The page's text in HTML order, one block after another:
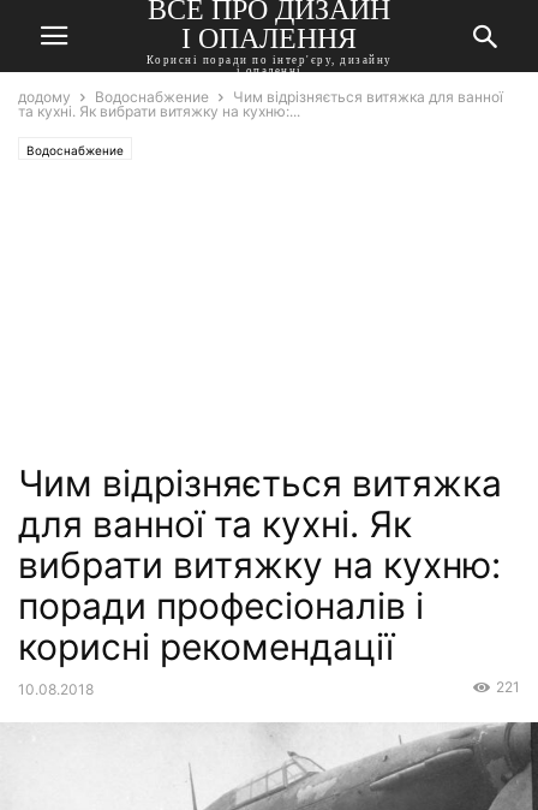
ВСЕ ПРО ДИЗАЙН
І ОПАЛЕННЯ
Корисні поради по інтер'єру, дизайну
і опаленні
додому Водоснабжение
Чим відрізняється витяжка для ванної
та кухні. Як вибрати витяжку на кухню:...
Водоснабжение
Чим відрізняється витяжка
для ванної та кухні. Як
вибрати витяжку на кухню:
поради професіоналів і
корисні рекомендації
10.08.2018 221